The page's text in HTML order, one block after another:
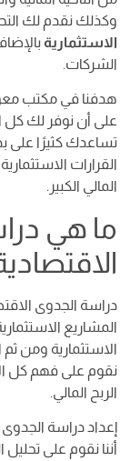
وكذلك نقدم لك
الاستثمارية
الشركات.
هدفنا في مكتب
على أن نوفر لك كل
تساعدك كثيرًا على
القرارات
المالي الكبير.
ما هي
دراسة الجدوى
المشاريع
الاستثمارية ومن
نقوم على فهم كل
الربح المالي.
إعداد دراسة
أننا نقوم على